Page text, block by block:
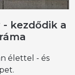
kezdődik a
élettel - és